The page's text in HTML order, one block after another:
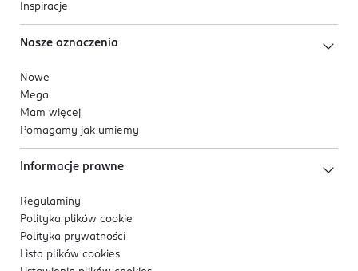
Inspiracje
Nasze oznaczenia
Nowe
Mega
Mam więcej
Pomagamy jak umiemy
Informacje prawne
Regulaminy
Polityka plików cookie
Polityka prywatności
Lista plików cookies